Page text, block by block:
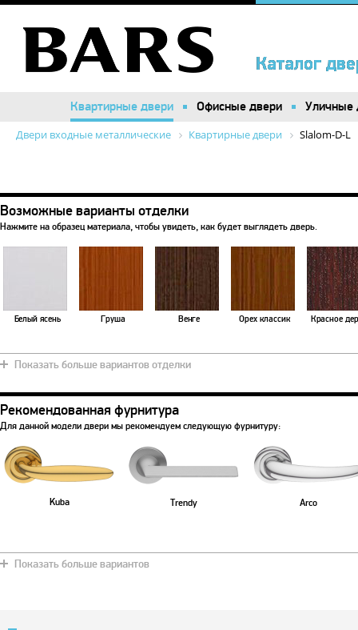
Каталог
Каталог
Квартирные двери Офисные двери Уличные
Квартирные двери Офисные двери Уличные
Двери входные металлические Квартирные двери Slalom-D-L
Возможные варианты отделки
Нажмите на образец материала, чтобы увидеть, как будет выглядеть дверь.
Белый ясень Груша Венге Орех классик Красное
Показать больше вариантов отделки
Рекомендованная фурнитура
Для данной модели двери мы рекомендуем следующую фурнитуру:
Kuba Trendy Arco
Показать больше вариантов